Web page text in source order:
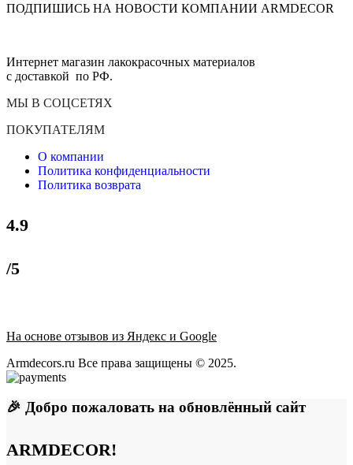
ПОДПИШИСЬ НА НОВОСТИ КОМПАНИИ ARMDECOR
Интернет магазин лакокрасочных материалов
с доставкой по РФ.
МЫ В СОЦСЕТЯХ
ПОКУПАТЕЛЯМ
О компании
Политика конфиденциальности
Политика возврата
4.9
/5
На основе отзывов из Яндекс и Google
Armdecors.ru Все права защищены © 2025. ​
🎉 Добро пожаловать на обновлённый сайт
ARMDECOR!